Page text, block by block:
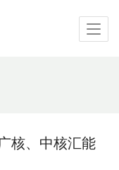
核、中核汇能